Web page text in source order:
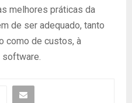
melhores práticas da
de ser adequado, tanto
como de custos, à
software.